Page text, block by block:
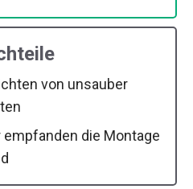
von unsauber
die Montage